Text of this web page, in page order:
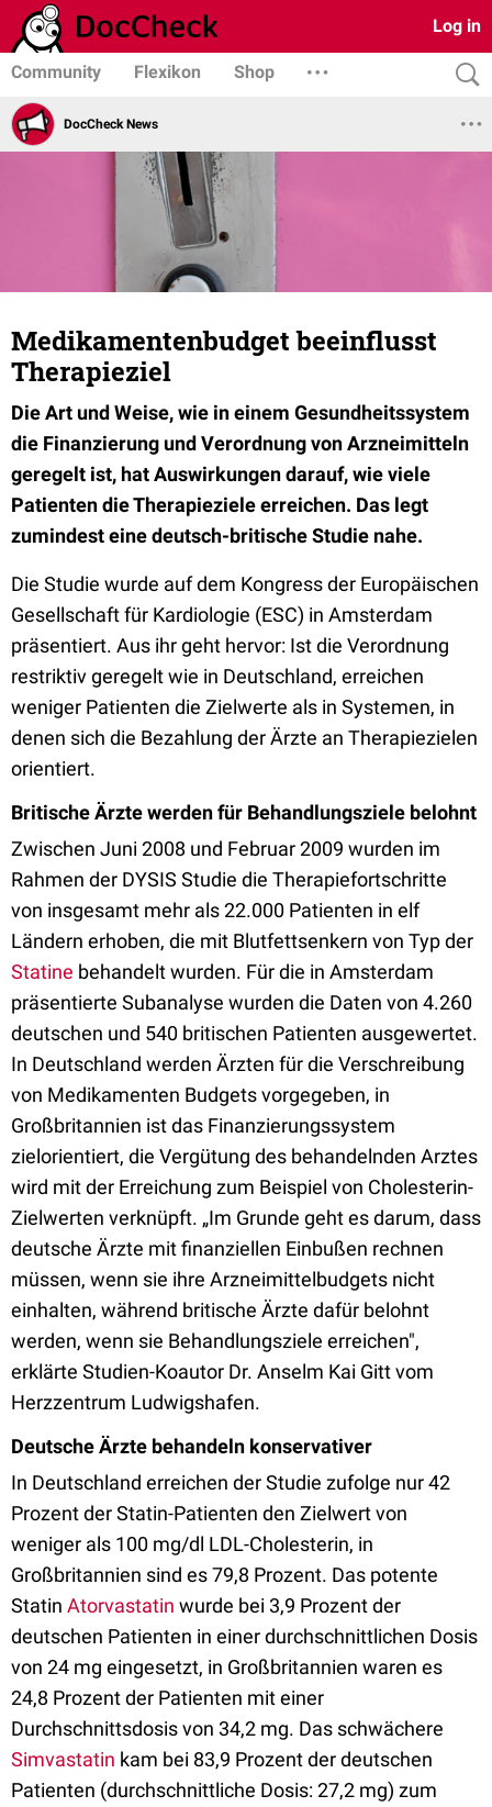
Log in
Community Flexikon Shop
DocCheck News
Medikamentenbudget beeinflusst
Therapieziel
Die Art und Weise, wie in einem Gesundheitssystem
die Finanzierung und Verordnung von Arzneimitteln
geregelt ist, hat Auswirkungen darauf, wie viele
Patienten die Therapieziele erreichen. Das legt
zumindest eine deutsch-britische Studie nahe.
Die Studie wurde auf dem Kongress der Europäischen
Gesellschaft für Kardiologie (ESC) in Amsterdam
präsentiert. Aus ihr geht hervor: Ist die Verordnung
restriktiv geregelt wie in Deutschland, erreichen
weniger Patienten die Zielwerte als in Systemen, in
denen sich die Bezahlung der Ärzte an Therapiezielen
orientiert.
Britische Ärzte werden für Behandlungsziele belohnt
Zwischen Juni 2008 und Februar 2009 wurden im
Rahmen der DYSIS Studie die Therapiefortschritte
von insgesamt mehr als 22.000 Patienten in elf
Ländern erhoben, die mit Blutfettsenkern von Typ der
Statine behandelt wurden. Für die in Amsterdam
präsentierte Subanalyse wurden die Daten von 4.260
deutschen und 540 britischen Patienten ausgewertet.
In Deutschland werden Ärzten für die Verschreibung
von Medikamenten Budgets vorgegeben, in
Großbritannien ist das Finanzierungssystem
zielorientiert, die Vergütung des behandelnden Arztes
wird mit der Erreichung zum Beispiel von Cholesterin-
Zielwerten verknüpft. „Im Grunde geht es darum, dass
deutsche Ärzte mit finanziellen Einbußen rechnen
müssen, wenn sie ihre Arzneimittelbudgets nicht
einhalten, während britische Ärzte dafür belohnt
werden, wenn sie Behandlungsziele erreichen",
erklärte Studien-Koautor Dr. Anselm Kai Gitt vom
Herzzentrum Ludwigshafen.
Deutsche Ärzte behandeln konservativer
In Deutschland erreichen der Studie zufolge nur 42
Prozent der Statin-Patienten den Zielwert von
weniger als 100 mg/dl LDL-Cholesterin, in
Großbritannien sind es 79,8 Prozent. Das potente
Statin Atorvastatin wurde bei 3,9 Prozent der
deutschen Patienten in einer durchschnittlichen Dosis
von 24 mg eingesetzt, in Großbritannien waren es
24,8 Prozent der Patienten mit einer
Durchschnittsdosis von 34,2 mg. Das schwächere
Simvastatin kam bei 83,9 Prozent der deutschen
Patienten (durchschnittliche Dosis: 27,2 mg) zum